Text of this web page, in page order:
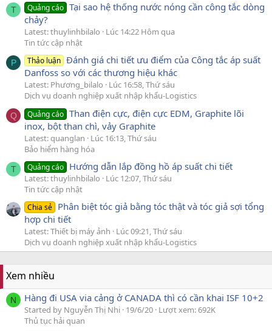
T Quảng cáo Tại sao hệ thống nước nóng cần công tắc dòng
chảy?
Latest: thuylinhbilalo
Lúc 14:22 Hôm qua
Tin tức cập nhật
P Thảo luận Đánh giá chi tiết ưu điểm của Công tắc áp suất
Danfoss so với các thương hiệu khác
Latest: Phương_bilalo
Lúc 16:58, Thứ sáu
Dịch vụ doanh nghiệp xuất nhập khẩu-Logistics
Q Quảng cáo Than điện cực, điện cực EDM, Graphite lõi
inox, bột than chì, vảy Graphite
Latest: quanglan
Lúc 16:13, Thứ sáu
Bảo hiểm hàng hóa
T Quảng cáo Hướng dẫn lắp đồng hồ áp suất chi tiết
Latest: thuylinhbilalo
Lúc 12:07, Thứ sáu
Tin tức cập nhật
Chia sẻ Phân biệt tóc giả bằng tóc thật và tóc giả sợi tổng
hợp chi tiết
Latest: Thiết bị máy ảnh
Lúc 09:21, Thứ sáu
Dịch vụ doanh nghiệp xuất nhập khẩu-Logistics
Xem nhiều
N Hàng đi USA via cảng ở CANADA thì có cần khai ISF 10+2
Started by Nguyễn Thị Nhi 19/6/20 Lượt xem: 692K
Thủ tục hải quan